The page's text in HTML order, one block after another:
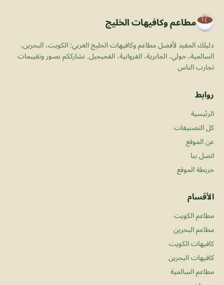
مطاعم وكافيهات الخليج
دليلك المفيد لأفضل مطاعم وكافيهات الخليج العربي: الكويت، البحرين،
السالمية، حولي، الجابرية، الفروانية، الفحيحيل. نشارككم بصور وتقييمات
تجارب الناس
روابط
الرئيسية
كل التصنيفات
عن الموقع
اتصل بنا
خريطة الموقع
الأقسام
مطاعم الكويت
مطاعم البحرين
كافيهات الكويت
كافيهات البحرين
مطاعم السالمية